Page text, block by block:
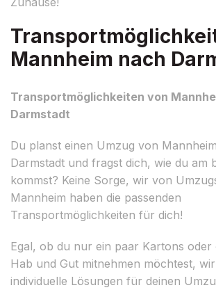
Mannheim nach
Transportmöglichkeiten von
Darmstadt
Du planst einen Umzug von
Darmstadt und fragst dich, wie du am
kommst? Keine Sorge, wir von
Mannheim haben die passenden
Transportmöglichkeiten für dich!
Egal, ob du nur ein paar Kartons oder
Hab und Gut mitnehmen möchtest,
individuelle Lösungen für deinen